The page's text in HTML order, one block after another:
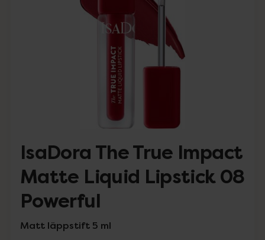
IsaDora The True Impact
Matte Liquid Lipstick 08
Powerful
Matt läppstift 5 ml